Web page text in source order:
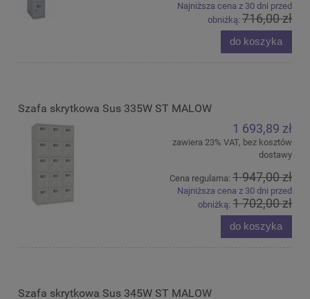
Najniższa cena z 30 dni przed
obniżką: 716,00 zł
do koszyka
Szafa skrytkowa Sus 335W ST MALOW
1 693,89 zł
zawiera 23% VAT, bez kosztów
dostawy
Cena regularna: 1 947,00 zł
Najniższa cena z 30 dni przed
obniżką: 1 702,00 zł
do koszyka
Szafa skrytkowa Sus 345W ST MALOW